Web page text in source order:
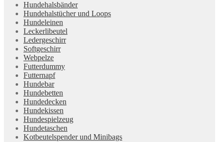
Hundehalsbänder
Hundehalstücher und Loops
Hundeleinen
Leckerlibeutel
Ledergeschirr
Softgeschirr
Webpelze
Futterdummy
Futternapf
Hundebar
Hundebetten
Hundedecken
Hundekissen
Hundespielzeug
Hundetaschen
Kotbeutelspender und Minibags